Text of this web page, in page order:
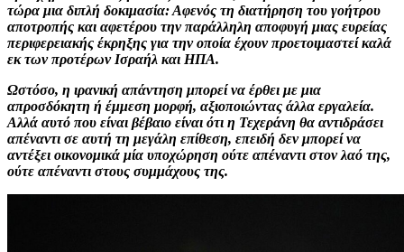
τώρα μια διπλή δοκιμασία: Αφενός τη διατήρηση του γοήτρου
αποτροπής και αφετέρου την παράλληλη αποφυγή μιας ευρείας
περιφερειακής έκρηξης για την οποία έχουν προετοιμαστεί καλά
εκ των προτέρων Ισραήλ και ΗΠΑ.
Ωστόσο, η ιρανική απάντηση μπορεί να έρθει με μια
απροσδόκητη ή έμμεση μορφή, αξιοποιώντας άλλα εργαλεία.
Αλλά αυτό που είναι βέβαιο είναι ότι η Τεχεράνη θα αντιδράσει
απέναντι σε αυτή τη μεγάλη επίθεση, επειδή δεν μπορεί να
αντέξει οικονομικά μία υποχώρηση ούτε απέναντι στον λαό της,
ούτε απέναντι στους συμμάχους της.